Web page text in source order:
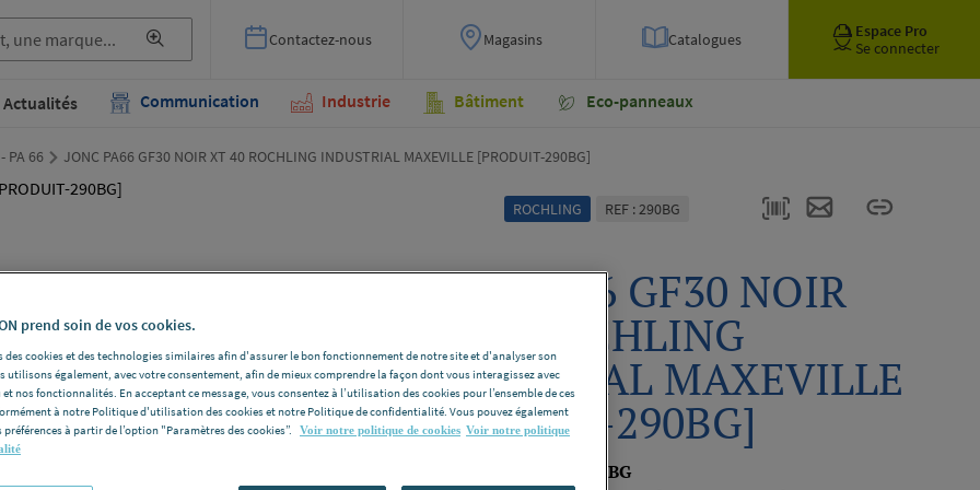
Contactez-nous Magasins Catalogues
Espace Pro
Se connecter
Actualités Communication Industrie Bâtiment Eco-panneaux
PA 66 JONC PA66 GF30 NOIR XT 40 ROCHLING INDUSTRIAL MAXEVILLE [PRODUIT-290BG]
ROCHLING REF : 290BG
JONC PA66 GF30 NOIR
XT 40 ROCHLING
INDUSTRIAL MAXEVILLE
[PRODUIT-290BG]
ROCHLING PRODUIT-290BG
prend soin de vos cookies.
des cookies et des technologies similaires afin d'assurer le bon fonctionnement de notre site et d'analyser son
utilisons également, avec votre consentement, afin de mieux comprendre la façon dont vous interagissez avec
nos fonctionnalités. En acceptant ce message, vous consentez à l’utilisation des cookies pour l’ensemble de ces
à notre Politique d'utilisation des cookies et notre Politique de confidentialité. Vous pouvez également
à partir de l’option "Paramètres des cookies”.
Voir notre politique de cookies Voir notre politique